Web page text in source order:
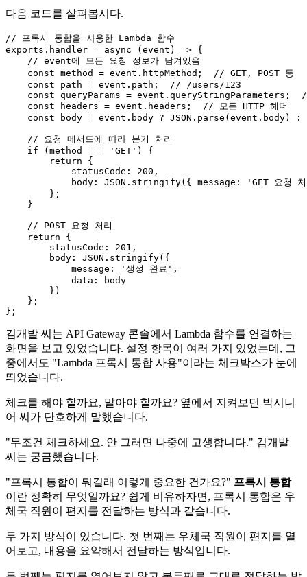
다음 코드를 살펴봅시다.
// 프록시 통합을 사용한 Lambda 함수
exports . handler = async (event) => {
// event에 모든 요청 정보가 담겨있음
const method = event. httpMethod ; // GET, POST 등
const path = event. path ; // /users/123
const queryParams = event. queryStringParameters ;
const headers = event. headers ; // 모든 HTTP 헤더
const body = event. body ? JSON . parse (event. body) :
// 요청 메서드에 따라 분기 처리
if (method === 'GET' ) {
return {
statusCode : 200 ,
body : JSON . stringify({ message :
'GET 요청
        };
    }
// POST 요청 처리
return {
statusCode : 201 ,
body : JSON . stringify({
message : '생성 완료' ,
data : body
        })
    };
김개발 씨는 API Gateway 콘솔에서 Lambda 함수를 연결하는
화면을 보고 있었습니다. 설정 항목이 여러 가지 있었는데, 그
중에서도 "Lambda 프록시 통합 사용"이라는 체크박스가 눈에
띄었습니다.
체크를 해야 할까요, 말아야 할까요? 옆에서 지켜보던 박시니
어 씨가 단호하게 말했습니다.
"무조건 체크하세요. 안 그러면 나중에 고생합니다." 김개발
씨는 궁금했습니다.
"프록시 통합이 뭐길래 이렇게 중요한 건가요?" 프록시 통합
이란 정확히 무엇일까요? 쉽게 비유하자면, 프록시 통합은 우
체국 직원이 편지를 전달하는 방식과 같습니다.
두 가지 방식이 있습니다. 첫 번째는 우체국 직원이 편지를 열
어보고, 내용을 요약해서 전달하는 방식입니다.